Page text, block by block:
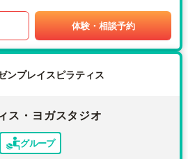
体験・相談予約
ンプレイスピラティス
ス・ヨガスタジオ
グループ